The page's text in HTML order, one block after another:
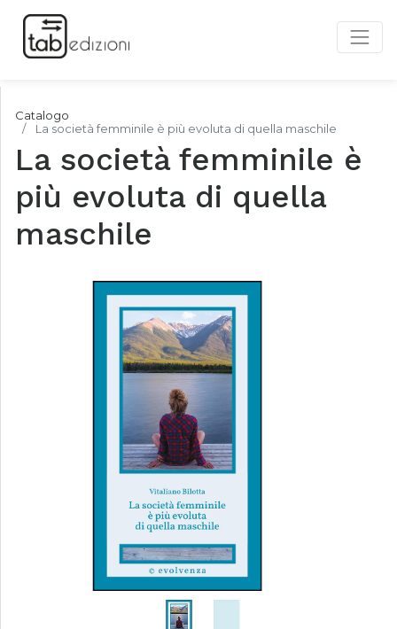
Catalogo
La società femminile è più evoluta di quella maschile
La società femminile è
più evoluta di quella
maschile